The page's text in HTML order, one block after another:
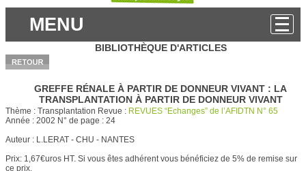
MENU
BIBLIOTHÈQUE D'ARTICLES
GREFFE RÉNALE À PARTIR DE DONNEUR VIVANT : LA
TRANSPLANTATION À PARTIR DE DONNEUR VIVANT
Thème : Transplantation Revue : REVUES “Echanges” de l’AFIDTN N° 65
Année : 2002 N° de page : 24
Auteur : L.LERAT - CHU - NANTES
Prix: 1,67€uros HT. Si vous êtes adhérent vous bénéficiez de 5% de remise sur
ce prix.